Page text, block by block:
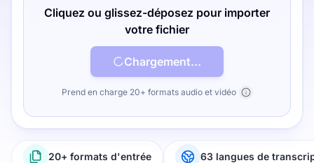
Cliquez ou glissez-déposez pour importer
votre fichier
Chargement...
Prend en charge 20+ formats audio et vidéo
20+ formats d'entrée 63 langues de